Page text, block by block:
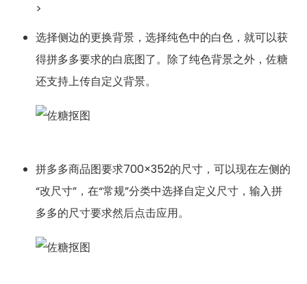
>
选择侧边的更换背景，选择纯色中的白色，就可以获
得拼多多要求的白底图了。除了纯色背景之外，佐糖
还支持上传自定义背景。
拼多多商品图要求700×352的尺寸，可以现在左侧的
“改尺寸”，在“常规”分类中选择自定义尺寸，输入拼
多多的尺寸要求然后点击应用。